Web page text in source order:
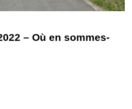
– Où en sommes-